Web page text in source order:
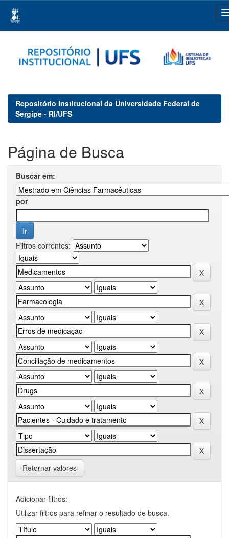
navigation
Repositório Institucional da Universidade Federal de
Sergipe - RI/UFS
Página de Busca
Buscar em:
por
Filtros correntes:
Retornar valores
Adicionar filtros:
Utilizar filtros para refinar o resultado de busca.